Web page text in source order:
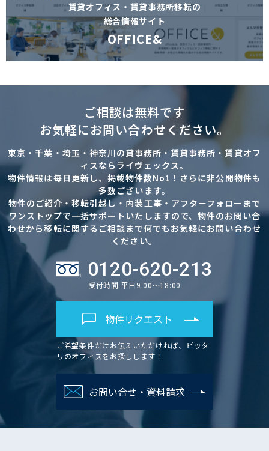
賃貸オフィス・賃貸事務所移転の
総合情報サイト
OFFICE&
ご相談は無料です
お気軽にお問い合わせください。
東京・千葉・埼玉・神奈川の貸事務所・賃貸事務所・賃貸オフ
ィスならライヴェックス。
物件情報は毎日更新し、掲載物件数No1！さらに非公開物件も
多数ございます。
物件のご紹介・移転引越し・内装工事・アフターフォローまで
ワンストップで一括サポートいたしますので、物件のお問い合
わせから移転に関するご相談まで何でもお気軽にお問い合わせ
ください。
0120-620-213
受付時間 平日9:00～18:00
物件リクエスト
ご希望条件だけお伝えいただければ、ピッタ
リのオフィスをお探しします！
お問い合せ・資料請求